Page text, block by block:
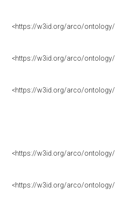
<https://w3id.org/arco/
<https://w3id.org/arco/
<https://w3id.org/arco/
<https://w3id.org/arco/
<https://w3id.org/arco/